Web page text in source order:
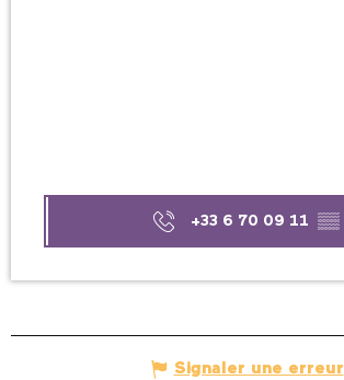
+33 6 70 09 11 ▒▒
Signaler une erreur